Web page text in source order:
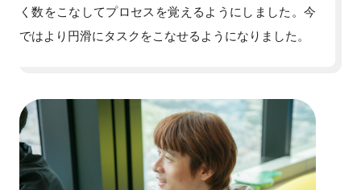
く数をこなしてプロセスを覚えるようにしました。今
ではより円滑にタスクをこなせるようになりました。